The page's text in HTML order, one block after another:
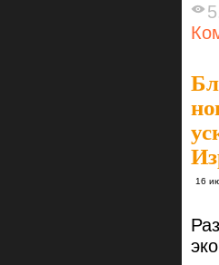
16